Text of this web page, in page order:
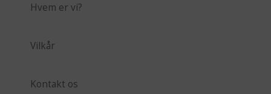
Hvem er vi?
Vilkår
Kontakt os